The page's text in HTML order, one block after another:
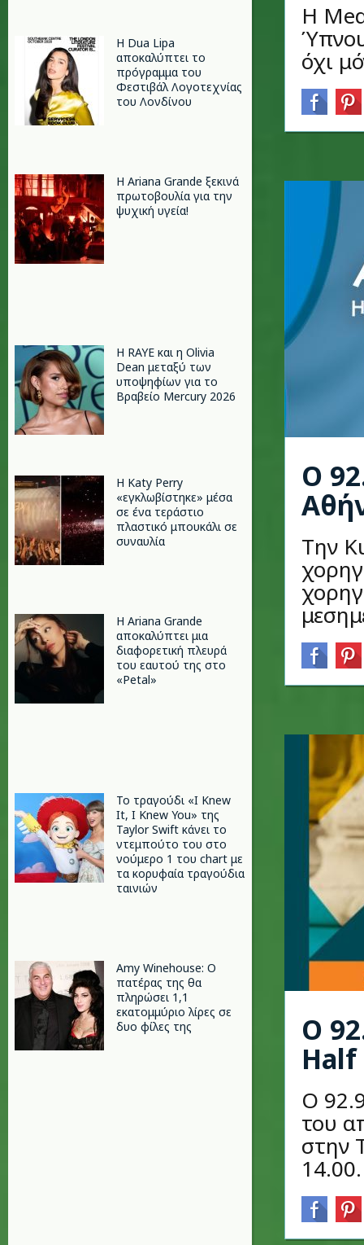
Η Dua Lipa
αποκαλύπτει το
πρόγραμμα του
Φεστιβάλ Λογοτεχνίας
του Λονδίνου
Η Ariana Grande ξεκινά
πρωτοβουλία για την
ψυχική υγεία!
Η RAYE και η Olivia
Dean μεταξύ των
υποψηφίων για το
Βραβείο Mercury 2026
H Katy Perry
«εγκλωβίστηκε» μέσα
σε ένα τεράστιο
πλαστικό μπουκάλι σε
συναυλία
Η Ariana Grande
αποκαλύπτει μια
διαφορετική πλευρά
του εαυτού της στο
«Petal»
Το τραγούδι «I Knew
It, I Knew You» της
Taylor Swift κάνει το
ντεμπούτο του στο
νούμερο 1 του chart με
τα κορυφαία τραγούδια
ταινιών
Amy Winehouse: Ο
πατέρας της θα
πληρώσει 1,1
εκατομμύριο λίρες σε
δυο φίλες της
Η
όχι
O
Την
O
Ο
του
στην
14.00.